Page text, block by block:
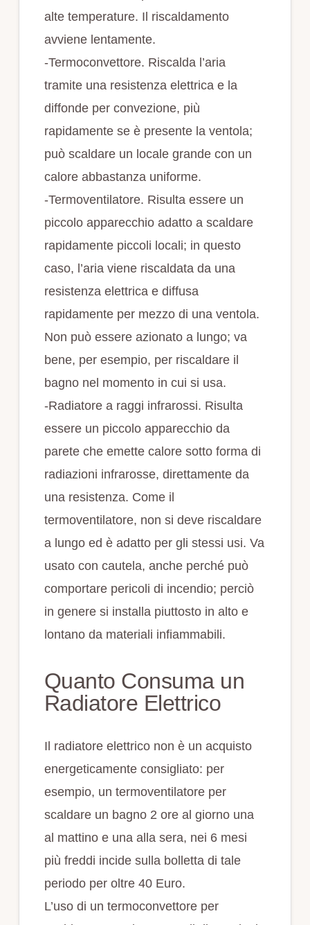
alte temperature. Il riscaldamento
avviene lentamente.
-Termoconvettore. Riscalda l’aria
tramite una resistenza elettrica e la
diffonde per convezione, più
rapidamente se è presente la ventola;
può scaldare un locale grande con un
calore abbastanza uniforme.
-Termoventilatore. Risulta essere un
piccolo apparecchio adatto a scaldare
rapidamente piccoli locali; in questo
caso, l’aria viene riscaldata da una
resistenza elettrica e diffusa
rapidamente per mezzo di una ventola.
Non può essere azionato a lungo; va
bene, per esempio, per riscaldare il
bagno nel momento in cui si usa.
-Radiatore a raggi infrarossi. Risulta
essere un piccolo apparecchio da
parete che emette calore sotto forma di
radiazioni infrarosse, direttamente da
una resistenza. Come il
termoventilatore, non si deve riscaldare
a lungo ed è adatto per gli stessi usi. Va
usato con cautela, anche perché può
comportare pericoli di incendio; perciò
in genere si installa piuttosto in alto e
lontano da materiali infiammabili.
Quanto Consuma un
Radiatore Elettrico
Il radiatore elettrico non è un acquisto
energeticamente consigliato: per
esempio, un termoventilatore per
scaldare un bagno 2 ore al giorno una
al mattino e una alla sera, nei 6 mesi
più freddi incide sulla bolletta di tale
periodo per oltre 40 Euro.
L’uso di un termoconvettore per